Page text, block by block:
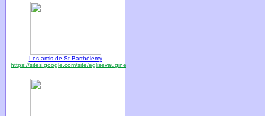
Les amis de St Barthélemy
https://sites.google.com/site/eglisevaugines